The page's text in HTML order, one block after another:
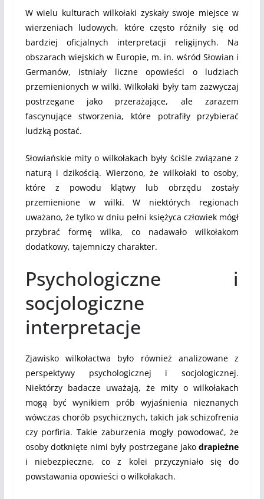
W wielu kulturach wilkołaki zyskały swoje miejsce w
wierzeniach ludowych, które często różniły się od
bardziej oficjalnych interpretacji religijnych. Na
obszarach wiejskich w Europie, m. in. wśród Słowian i
Germanów, istniały liczne opowieści o ludziach
przemienionych w wilki. Wilkołaki były tam zazwyczaj
postrzegane jako przerażające, ale zarazem
fascynujące stworzenia, które potrafiły przybierać
ludzką postać.
Słowiańskie mity o wilkołakach były ściśle związane z
naturą i dzikością. Wierzono, że wilkołaki to osoby,
które z powodu klątwy lub obrzędu zostały
przemienione w wilki. W niektórych regionach
uważano, że tylko w dniu pełni księżyca człowiek mógł
przybrać formę wilka, co nadawało wilkołakom
dodatkowy, tajemniczy charakter.
Psychologiczne i
socjologiczne
interpretacje
Zjawisko wilkołactwa było również analizowane z
perspektywy psychologicznej i socjologicznej.
Niektórzy badacze uważają, że mity o wilkołakach
mogą być wynikiem prób wyjaśnienia nieznanych
wówczas chorób psychicznych, takich jak schizofrenia
czy porfiria. Takie zaburzenia mogły powodować, że
osoby dotknięte nimi były postrzegane jakodrapieżne
i niebezpieczne, co z kolei przyczyniało się do
powstawania opowieści o wilkołakach.